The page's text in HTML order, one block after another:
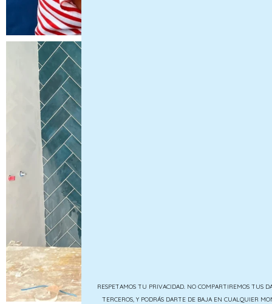
RESPETAMOS TU PRIVACIDAD. NO COMPARTIREMOS TUS
TERCEROS, Y PODRÁS DARTE DE BAJA EN CUALQUIER